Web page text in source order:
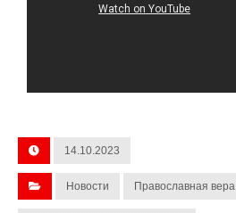
14.10.2023
Новости Православная вера